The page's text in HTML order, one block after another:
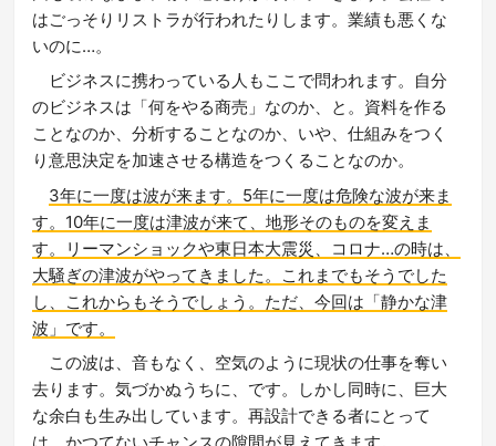
はごっそりリストラが行われたりします。業績も悪くな
いのに…。
ビジネスに携わっている人もここで問われます。自分
のビジネスは「何をやる商売」なのか、と。資料を作る
ことなのか、分析することなのか、いや、仕組みをつく
り意思決定を加速させる構造をつくることなのか。
3年に一度は波が来ます。5年に一度は危険な波が来ま
す。10年に一度は津波が来て、地形そのものを変えま
す。リーマンショックや東日本大震災、コロナ…の時は、
大騒ぎの津波がやってきました。これまでもそうでした
し、これからもそうでしょう。ただ、今回は「静かな津
波」です。
この波は、音もなく、空気のように現状の仕事を奪い
去ります。気づかぬうちに、です。しかし同時に、巨大
な余白も生み出しています。再設計できる者にとって